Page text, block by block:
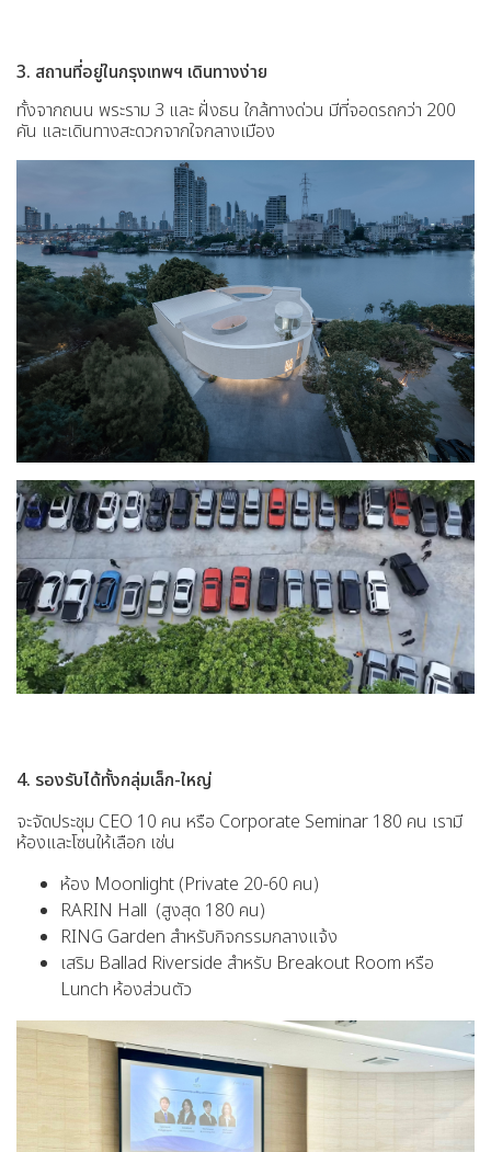
3. สถานที่อยู่ในกรุงเทพฯ เดินทางง่าย
ทั้งจากถนน พระราม 3 และ ฝั่งธน ใกล้ทางด่วน มีที่จอดรถกว่า 200
คัน และเดินทางสะดวกจากใจกลางเมือง
4. รองรับได้ทั้งกลุ่มเล็ก-ใหญ่
จะจัดประชุม CEO 10 คน หรือ Corporate Seminar 180 คน เรามี
ห้องและโซนให้เลือก เช่น
ห้อง Moonlight (Private 20-60 คน)
RARIN Hall (สูงสุด 180 คน)
RING Garden สำหรับกิจกรรมกลางแจ้ง
เสริม Ballad Riverside สำหรับ Breakout Room หรือ
Lunch ห้องส่วนตัว